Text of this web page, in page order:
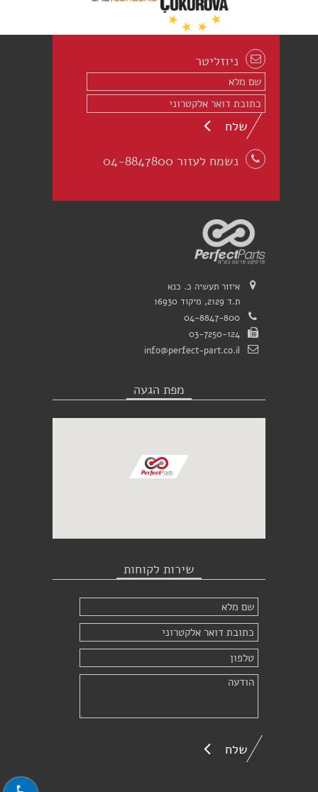
ניוזליטר
שלח
נשמח לעזור 04-8847800
איזור תעשיה כ. כנא
ת.ד 2129, מיקוד 16930
04-8847-800
03-7250-124
info@perfect-part.co.il
מפת הגעה
שירות לקוחות
שלח